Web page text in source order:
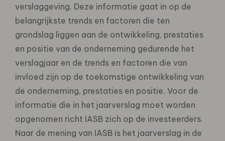
verslaggeving. Deze informatie gaat in op de
belangrijkste trends en factoren die ten
grondslag liggen aan de ontwikkeling, prestaties
en positie van de onderneming gedurende het
verslagjaar en de trends en factoren die van
invloed zijn op de toekomstige ontwikkeling van
de onderneming, prestaties en positie. Voor de
informatie die in het jaarverslag moet worden
opgenomen richt IASB zich op de investeerders.
Naar de mening van IASB is het jaarverslag in de